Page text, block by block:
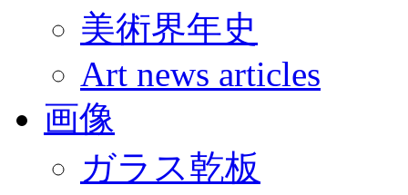
美術界年史
Art news articles
画像
ガラス乾板